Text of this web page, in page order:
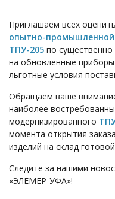
Приглашаем всех
опытно-промышленной
ТПУ-205 по
на обновленные
льготные условия
Обращаем ваше
наиболее
модернизированного
момента открытия
изделий на склад
Следите за нашими
«ЭЛЕМЕР-УФА»!